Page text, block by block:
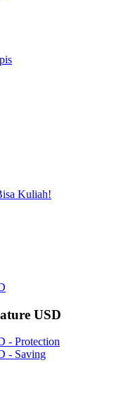
Kuliah!
USD
- Protection
- Saving